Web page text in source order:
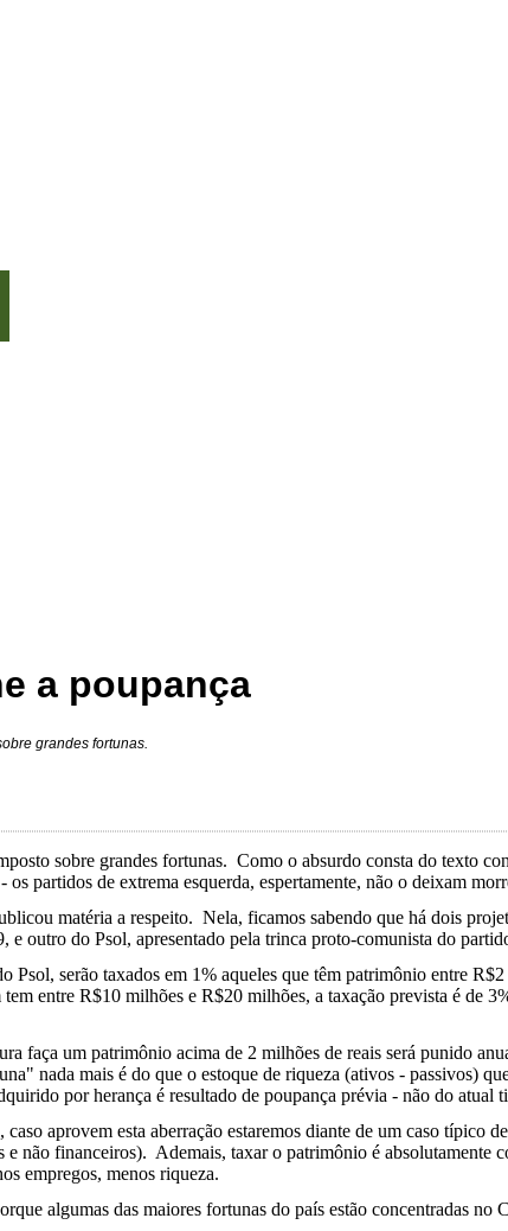
a poupança
grandes fortunas.
sobre grandes fortunas. Como o absurdo consta do texto
- os partidos de extrema esquerda, espertamente, não o deixam
matéria a respeito. Nela, ficamos sabendo que há dois
e outro do Psol, apresentado pela trinca proto-comunista do
Psol, serão taxados em 1% aqueles que têm patrimônio entre
entre R$10 milhões e R$20 milhões, a taxação prevista é de
faça um patrimônio acima de 2 milhões de reais será punido
nada mais é do que o estoque de riqueza (ativos - passivos)
por herança é resultado de poupança prévia - não do atual
aprovem esta aberração estaremos diante de um caso
não financeiros). Ademais, taxar o patrimônio é absolutamente
empregos, menos riqueza.
algumas das maiores fortunas do país estão concentradas